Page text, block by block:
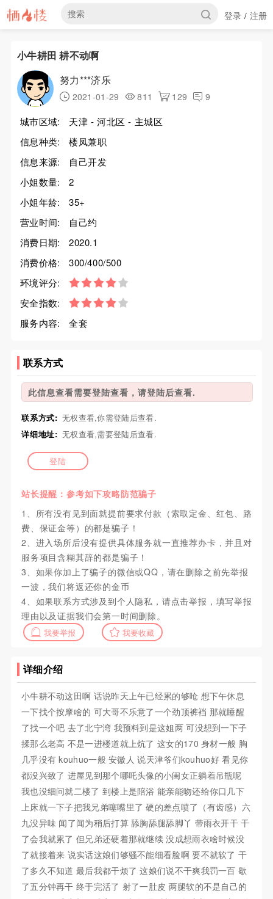
登录 / 注册
小牛耕田 耕不动啊
努力***济乐
2021-01-29 811 129 9
城市区域:
天津 - 河北区 - 主城区
信息种类:
楼凤兼职
信息来源:
自己开发
小姐数量:
2
小姐年龄:
35+
营业时间:
自己约
消费日期:
2020.1
消费价格:
300/400/500
环境评分:
安全指数:
服务内容:
全套
联系方式
此信息查看需要登陆查看，请登陆后查看.
联系方式: 无权查看,你需登陆后查看.
详细地址: 无权查看,需要登陆后查看.
登陆
站长提醒：参考如下攻略防范骗子
1、所有没有见到面就提前要求付款（索取定金、红包、路
费、保证金等）的都是骗子！
2、进入场所后没有提供具体服务就一直推荐办卡，并且对
服务项目含糊其辞的都是骗子！
3、如果你加上了骗子的微信或QQ，请在删除之前先举报
一波，我们将返还你的金币
4、如果联系方式涉及到个人隐私，请点击举报，填写举报
理由以及证据我们会第一时间删除。
我要举报 我要收藏
详细介绍
小牛耕不动这田啊 话说昨天上午已经累的够呛 想下午休息
一下找个按摩啥的 可大哥不乐意了一个劲顶裤裆 那就睡醒
了找一个吧 去了北宁湾 我预料到是这姐两 可没想到一下子
揉那么老高 不是一进楼道就上炕了 这女的170 身材一般 胸
几乎没有 kouhuo一般 安徽人 说天津爷们kouhuo好 看见你
都没兴致了 进屋见到那个哪吒头像的小闺女正躺着吊瓶呢
我也没细问就二楼了 到楼上是陪浴 能亲能吻还给你口几下
上床就一下子把我兄弟噻嘴里了 硬的差点喷了（有齿感）六
九没异味 闻了闻为稍后打算 舔胸舔腿舔脚丫 带雨衣开干 干
了会我就累了 但兄弟还硬着那就继续 没成想雨衣啥时候没
了就接着来 说实话这娘们够骚不能细看脸啊 要不就软了 干
了多久不知道 最后我都干烦了 这娘们说不干爽我罚一百 歇
了五分钟再干 终于完活了 射了一肚皮 两腿软的不是自己的